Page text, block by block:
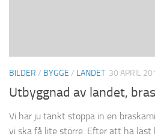
BILDER / BYGGE / LANDET 30 APRIL
Utbyggnad av landet,
Vi har ju tänkt stoppa in en
vi ska få lite större. Efter att ha